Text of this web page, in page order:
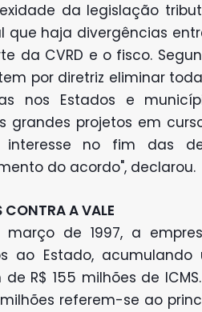
da legislação
que haja divergências
da CVRD e o fisco.
tem por diretriz eliminar
nos Estados e
grandes projetos em
interesse no fim das
do acordo", declarou.
CONTRA A VALE
março de 1997, a
ao Estado,
de R$ 155 milhões de
referem-se ao